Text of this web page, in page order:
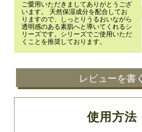
ご愛用いただきましてありがとうござ
います。 天然保湿成分を配合してお
りますので、しっとりうるおいながら
透明感のある素肌へと導いてくれるシ
リーズです。シリーズでご使用いただ
くことを推奨しております。
レビューを書く
使用方法